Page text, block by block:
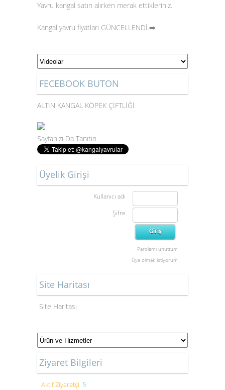
Yavru kangal satın alırken merak ettikleriniz.
Kangal yavru fiyatları GÜNCELLENDİ.➡️
FECEBOOK BUTON
ALTIN KANGAL KÖPEK ÇİFTLİĞİ
Sayfanızı Da Tanıtın
Üyelik Girişi
Kullanıcı adı
Şifre
Parolamı unuttum
Üye olmak istiyorum
Site Haritası
Site Haritası
Ziyaret Bilgileri
Aktif Ziyaretçi 5